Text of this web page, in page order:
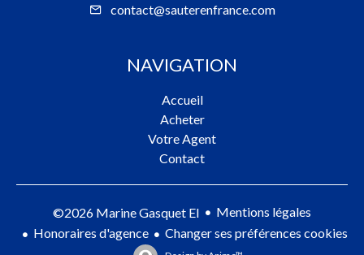
contact@sauterenfrance.com
NAVIGATION
Accueil
Acheter
Votre Agent
Contact
©2026 Marine Gasquet EI
Mentions légales
Honoraires d'agence
Changer ses préférences cookies